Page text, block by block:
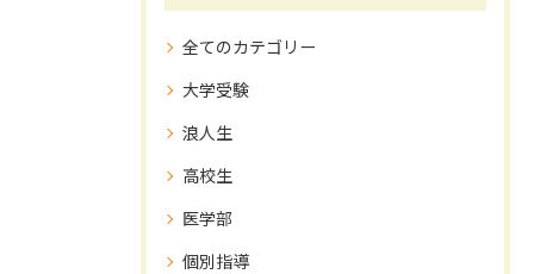
全てのカテゴリー
大学受験
浪人生
高校生
医学部
個別指導